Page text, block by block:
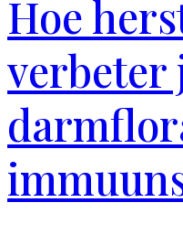
Hoe
verbeter